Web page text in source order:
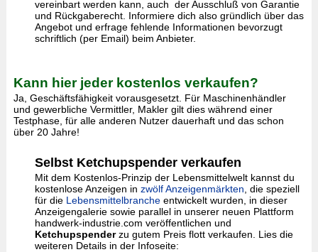
vereinbart werden kann, auch der Ausschluß von Garantie
und Rückgaberecht. Informiere dich also gründlich über das
Angebot und erfrage fehlende Informationen bevorzugt
schriftlich (per Email) beim Anbieter.
Kann hier jeder kostenlos verkaufen?
Ja, Geschäftsfähigkeit vorausgesetzt. Für Maschinenhändler
und gewerbliche Vermittler, Makler gilt dies während einer
Testphase, für alle anderen Nutzer dauerhaft und das schon
über 20 Jahre!
Selbst Ketchupspender verkaufen
Mit dem Kostenlos-Prinzip der Lebensmittelwelt kannst du
kostenlose Anzeigen in zwölf Anzeigenmärkten , die speziell
für die Lebensmittelbrancheentwickelt wurden, in dieser
Anzeigengalerie sowie parallel in unserer neuen Plattform
handwerk-industrie.com veröffentlichen und
Ketchupspenderzu gutem Preis flott verkaufen. Lies die
weiteren Details in der Infoseite: